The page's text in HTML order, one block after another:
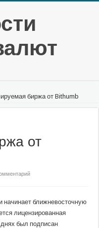
биржа от Bithumb
от
начинает ближневосточную
лицензированная
был подписан